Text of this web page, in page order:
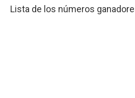
Lista de los números